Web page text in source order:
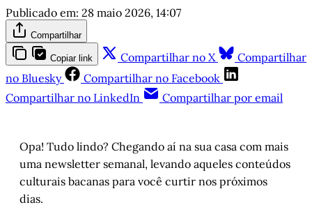
Publicado em: 28 maio 2026, 14:07
Compartilhar
Copiar link Compartilhar no X
Compartilhar
no Bluesky
Compartilhar no Facebook
Compartilhar no LinkedIn
Compartilhar por email
Opa! Tudo lindo? Chegando aí na sua casa com mais
uma newsletter semanal, levando aqueles conteúdos
culturais bacanas para você curtir nos próximos
dias.